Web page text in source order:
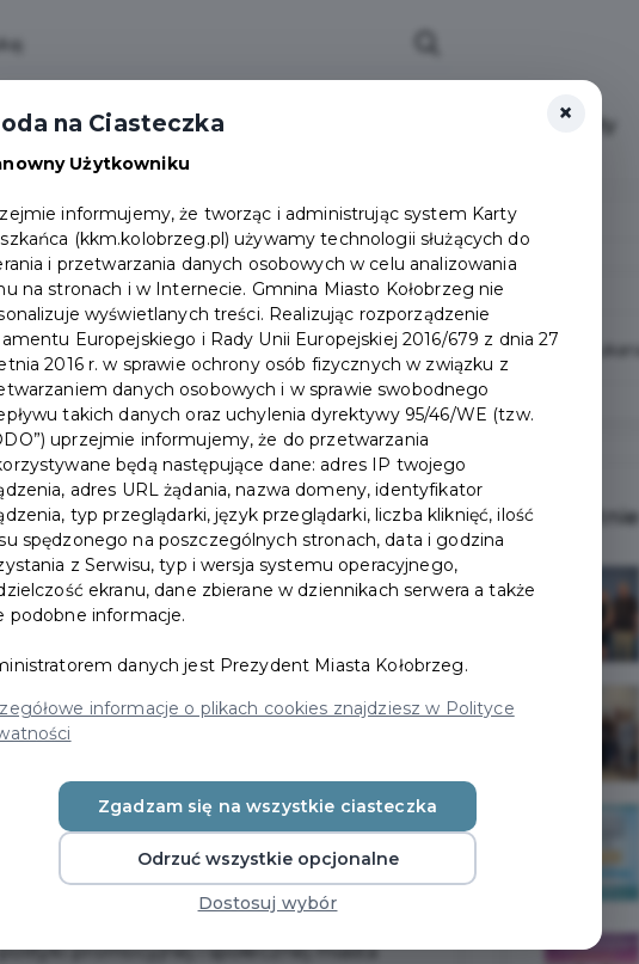
Partnerzy Dokumenty
i zniżki
Karcie Kołobrzeskiej od 1 lipca 2019
będzie można korzystać z szeregu
Z Kartą zarówno dorośli, jak i dzieci
mniej. Zasady działania programu
Karta Mieszkańca są
i proste, a oferta będzie na
rozszerzana o kolejne przywileje...
CZYTAJ WIĘCEJ
programie
Karta Mieszkańca to element
promocyjnej i społecznej miasta
Ostatnie
×
na Ciasteczka
Użytkowniku
informujemy, że tworząc i administrując system Karty
(kkm.kolobrzeg.pl) używamy technologii służących do
i przetwarzania danych osobowych w celu analizowania
na stronach i w Internecie. Gmnina Miasto Kołobrzeg nie
wyświetlanych treści. Realizując rozporządzenie
Europejskiego i Rady Unii Europejskiej 2016/679 z dnia 27
2016 r. w sprawie ochrony osób fizycznych w związku z
danych osobowych i w sprawie swobodnego
takich danych oraz uchylenia dyrektywy 95/46/WE (tzw.
uprzejmie informujemy, że do przetwarzania
będą następujące dane: adres IP twojego
adres URL żądania, nazwa domeny, identyfikator
typ przeglądarki, język przeglądarki, liczba kliknięć, ilość
spędzonego na poszczególnych stronach, data i godzina
z Serwisu, typ i wersja systemu operacyjnego,
ekranu, dane zbierane w dziennikach serwera a także
podobne informacje.
danych jest Prezydent Miasta Kołobrzeg.
informacje o plikach cookies znajdziesz w Polityce
Zgadzam się na wszystkie ciasteczka
Odrzuć wszystkie opcjonalne
Dostosuj wybór